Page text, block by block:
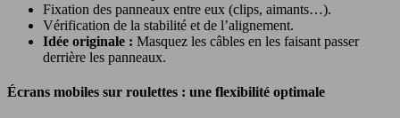
Fixation des panneaux entre eux (clips, aimants…).
Vérification de la stabilité et de l’alignement.
Idée originale : Masquez les câbles en les faisant passer
derrière les panneaux.
Écrans mobiles sur roulettes : une flexibilité optimale